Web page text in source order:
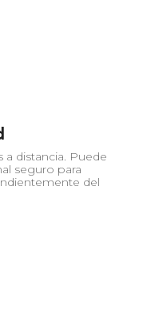
distancia. Puede
seguro para
del